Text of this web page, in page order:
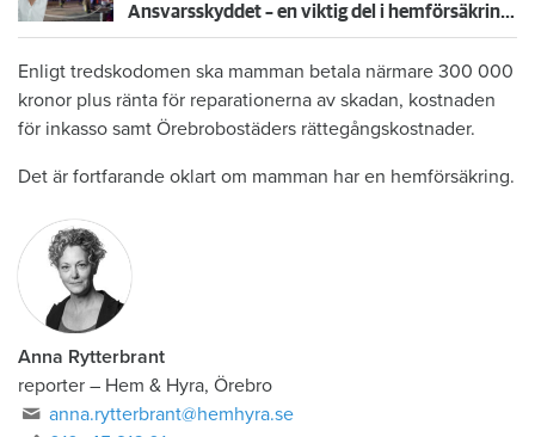
Ansvarsskyddet – en viktig del i hemförsäkringen
Enligt tredskodomen ska mamman betala närmare 300 000
kronor plus ränta för reparationerna av skadan, kostnaden
för inkasso samt Örebrobostäders rättegångskostnader.
Det är fortfarande oklart om mamman har en hemförsäkring.
Anna Rytterbrant
reporter – Hem & Hyra, Örebro
anna.rytterbrant@hemhyra.se